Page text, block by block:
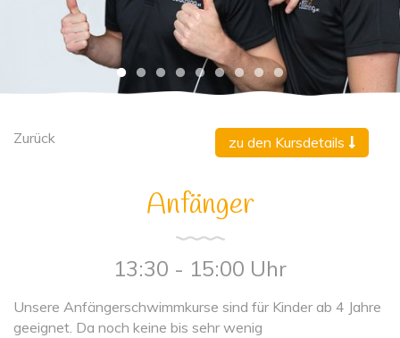
Zurück zu den Kursdetails
Anfänger
13:30 - 15:00 Uhr
Unsere Anfängerschwimmkurse sind für Kinder ab 4 Jahre
geeignet. Da noch keine bis sehr wenig